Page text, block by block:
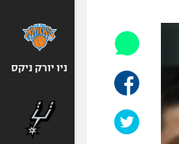
ניו יורק ניקס